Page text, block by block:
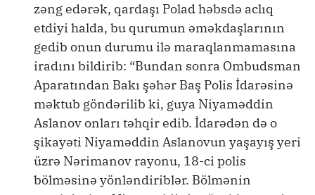
zəng edərək, qardaşı Polad həbsdə aclıq
etdiyi halda, bu qurumun əməkdaşlarının
gedib onun durumu ilə maraqlanmamasına
iradını bildirib: “Bundan sonra Ombudsman
Aparatından Bakı şəhər Baş Polis İdarəsinə
məktub göndərilib ki, guya Niyaməddin
Aslanov onları təhqir edib. İdarədən də o
şikayəti Niyaməddin Aslanovun yaşayış yeri
üzrə Nərimanov rayonu, 18-ci polis
bölməsinə yönləndiriblər. Bölmənin